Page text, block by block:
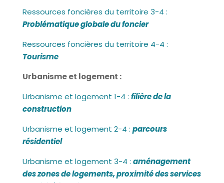
Ressources foncières du territoire 3-4 :
Problématique globale du foncier
Ressources foncières du territoire 4-4 :
Tourisme
Urbanisme et logement :
Urbanisme et logement 1-4 : filière de la
construction
Urbanisme et logement 2-4 : parcours
résidentiel
Urbanisme et logement 3-4 : aménagement
des zones de logements, proximité des services